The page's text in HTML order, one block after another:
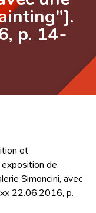
p. 14-
et
de
Simoncini, avec
22.06.2016, p.